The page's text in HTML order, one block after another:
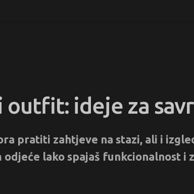
outfit: ideje za
pratiti zahtjeve na stazi, ali i
lako spajaš funkcionalnost i